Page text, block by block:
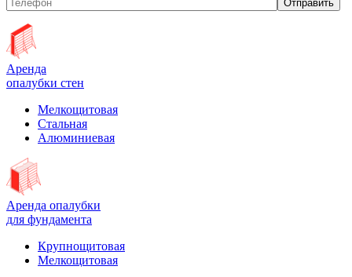
Аренда
опалубки стен
Мелкощитовая
Стальная
Алюминиевая
Аренда опалубки
для фундамента
Крупнощитовая
Мелкощитовая